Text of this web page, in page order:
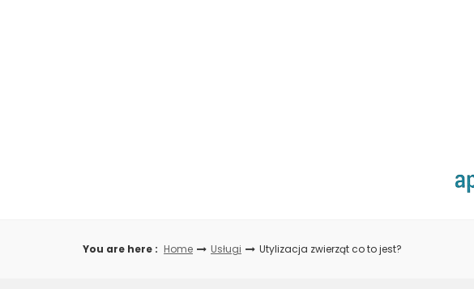
You are here : Home Usługi Utylizacja zwierząt co to jest?